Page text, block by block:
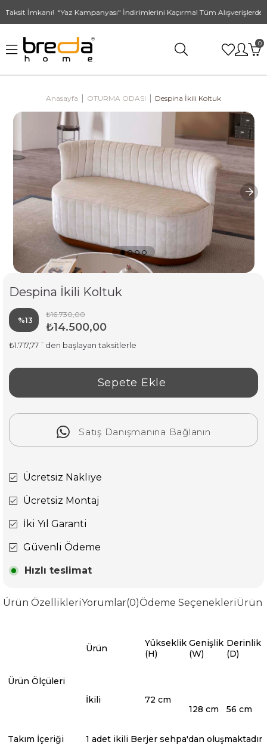
İmkanı! “Yaz Kampanyası" İndirimlerini Kaçırma! Tüm
0
Anasayfa OTURMA ODASI Despina İkili Koltuk
Despina İkili Koltuk
%13
İndirim
₺16.730,00
₺14.500,00
₺1.717,77 `den başlayan taksitlerle
Satış Danışmanına Bağlanın
Ücretsiz Nakliye
Ücretsiz Montaj
İki Yıl Garanti
Güvenli Ödeme
Hızlı teslimat
Ürün ÖzellikleriYorumlar(0)Ödeme SeçenekleriÜrün
Ürün Ölçüleri
Ürün
Yükseklik
(H)
Genişlik
(W)
Derinlik
(D)
İkili
72 cm
128 cm
56 cm
Takım İçeriği
1 adet ikili Berjer sehpa'dan oluşmaktadır